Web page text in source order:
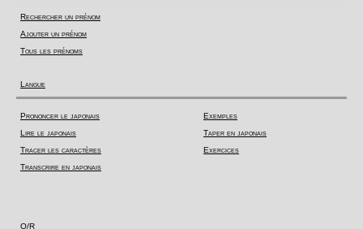
Rechercher un prénom
Ajouter un prénom
Tous les prénoms
Langue
Prononcer le japonais
Lire le japonais
Tracer les caractères
Transcrire en japonais
Exemples
Taper en japonais
Exercices
Q/R